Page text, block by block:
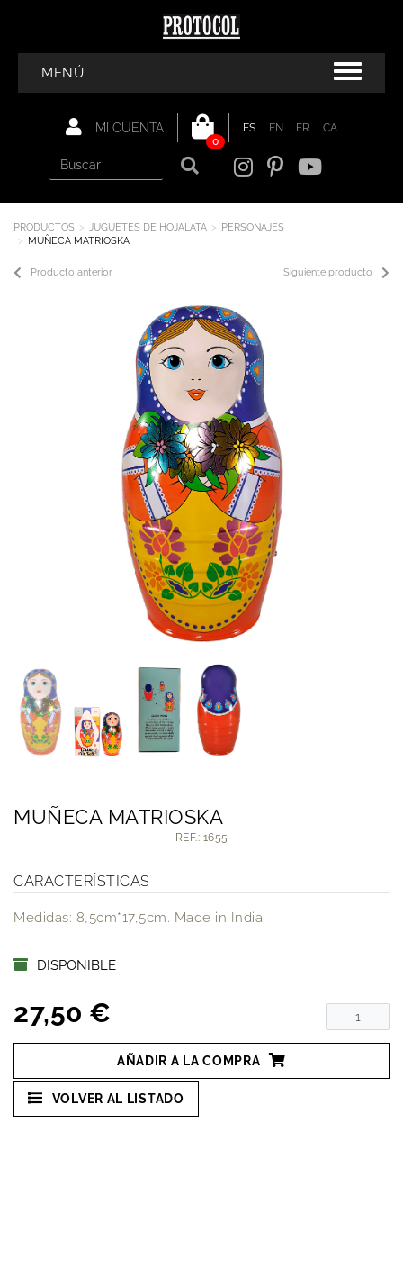
MENÚ
ES EN FR
CA
0
MI CUENTA
PRODUCTOS JUGUETES DE HOJALATA
PERSONAJES
MUÑECA MATRIOSKA
Siguiente producto
Producto anterior
MUÑECA MATRIOSKA
REF.: 1655
CARACTERÍSTICAS
Medidas: 8,5cm*17,5cm. Made in India
DISPONIBLE
27,50 €
AÑADIR A LA COMPRA
VOLVER AL LISTADO